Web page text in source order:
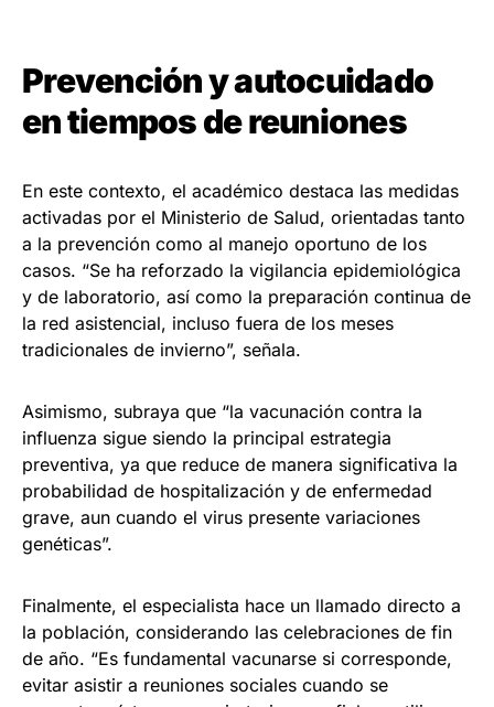
Prevención y autocuidado
en tiempos de reuniones
En este contexto, el académico destaca las medidas
activadas por el Ministerio de Salud, orientadas tanto
a la prevención como al manejo oportuno de los
casos. “Se ha reforzado la vigilancia epidemiológica
y de laboratorio, así como la preparación continua de
la red asistencial, incluso fuera de los meses
tradicionales de invierno”, señala.
Asimismo, subraya que “la vacunación contra la
influenza sigue siendo la principal estrategia
preventiva, ya que reduce de manera significativa la
probabilidad de hospitalización y de enfermedad
grave, aun cuando el virus presente variaciones
genéticas”.
Finalmente, el especialista hace un llamado directo a
la población, considerando las celebraciones de fin
de año. “Es fundamental vacunarse si corresponde,
evitar asistir a reuniones sociales cuando se